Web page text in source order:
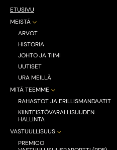
ETUSIVU
MEISTÄ
ARVOT
HISTORIA
JOHTO JA TIIMI
UUTISET
URA MEILLÄ
MITÄ TEEMME
RAHASTOT JA ERILLISMANDAATIT
KIINTEISTÖVARALLISUUDEN
HALLINTA
VASTUULLISUUS
PREMICO